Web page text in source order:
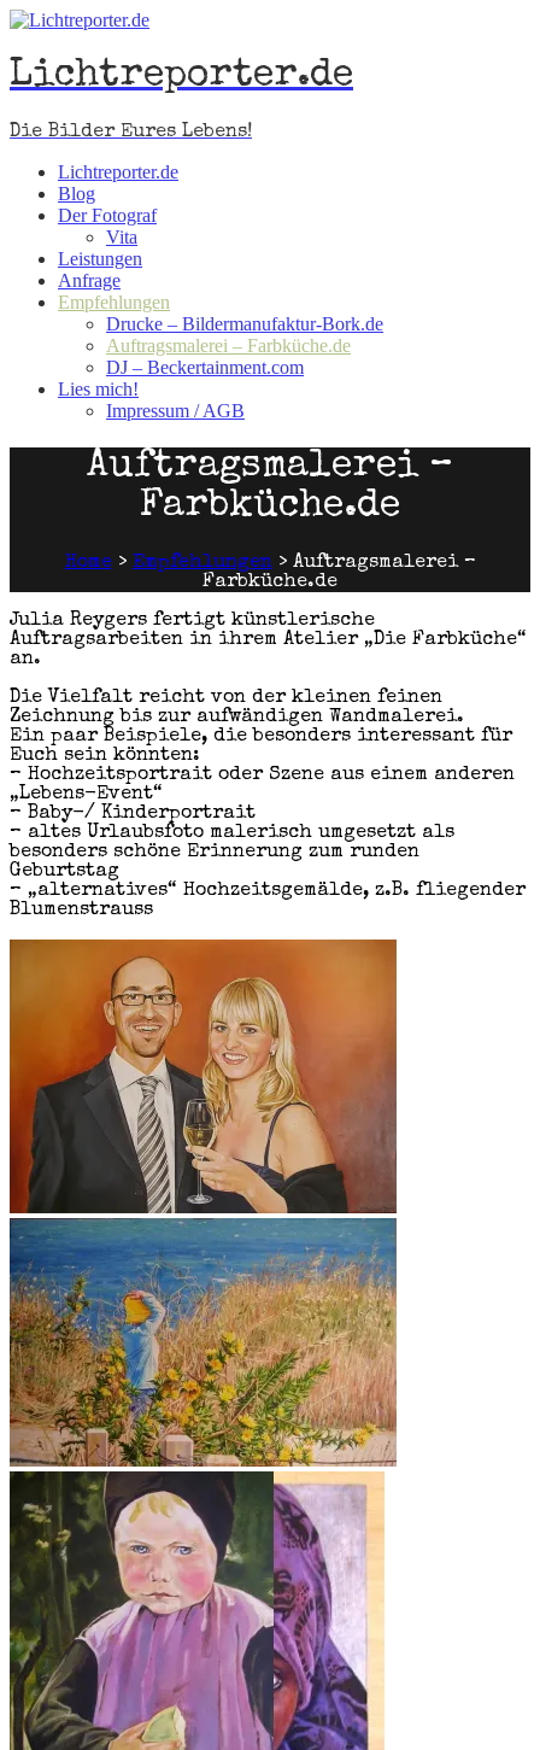
Lichtreporter.de
Die Bilder Eures Lebens!
Lichtreporter.de
Blog
Der Fotograf
Vita
Leistungen
Anfrage
Empfehlungen
Drucke – Bildermanufaktur-Bork.de
Auftragsmalerei – Farbküche.de
DJ – Beckertainment.com
Lies mich!
Impressum / AGB
Auftragsmalerei –
Farbküche.de
Home> Empfehlungen> Auftragsmalerei –
Farbküche.de
Julia Reygers fertigt künstlerische
Auftragsarbeiten in ihrem Atelier „Die Farbküche“
an.
Die Vielfalt reicht von der kleinen feinen
Zeichnung bis zur aufwändigen Wandmalerei.
Ein paar Beispiele, die besonders interessant für
Euch sein könnten:
– Hochzeitsportrait oder Szene aus einem anderen
„Lebens-Event“
– Baby-/ Kinderportrait
– altes Urlaubsfoto malerisch umgesetzt als
besonders schöne Erinnerung zum runden
Geburtstag
– „alternatives“ Hochzeitsgemälde, z.B. fliegender
Blumenstrauss